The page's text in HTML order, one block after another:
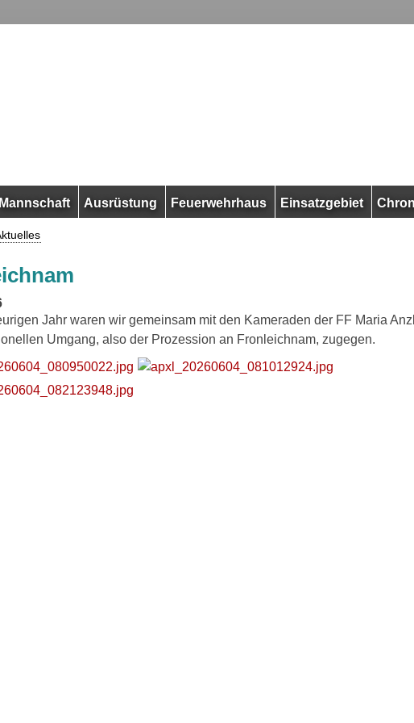
Ausrüstung Feuerwehrhaus Einsatzgebiet
Jahr waren wir gemeinsam mit den Kameraden der FF Maria
Umgang, also der Prozession an Fronleichnam, zugegen.